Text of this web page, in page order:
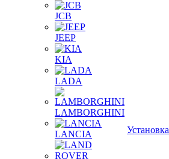
JCB
JEEP
KIA
LADA
LAMBORGHINI
LANCIA Установка